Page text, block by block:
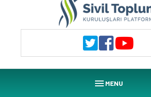
menu MENU